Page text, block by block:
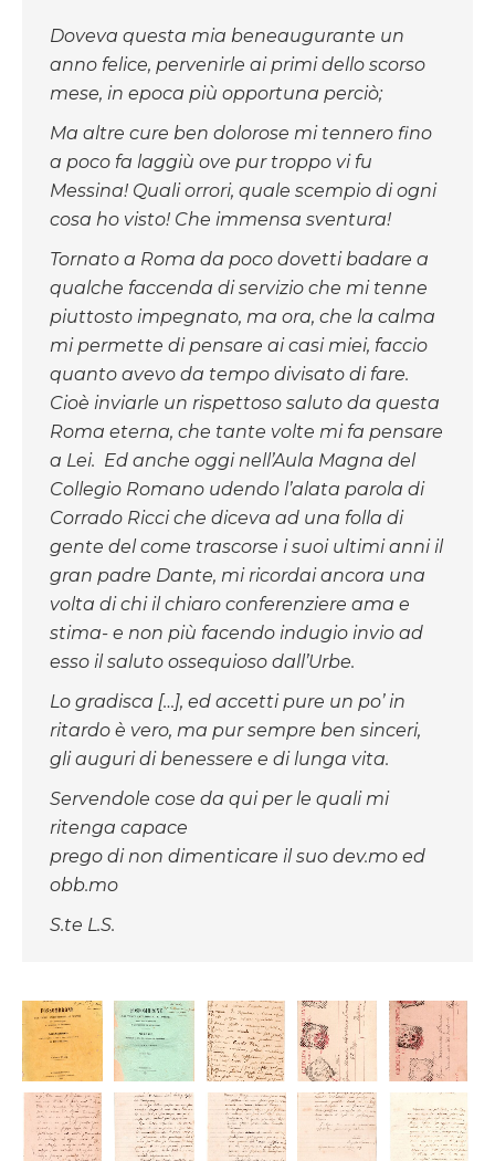
Doveva questa mia beneaugurante un
anno felice, pervenirle ai primi dello scorso
mese, in epoca più opportuna perciò;
Ma altre cure ben dolorose mi tennero fino
a poco fa laggiù ove pur troppo vi fu
Messina! Quali orrori, quale scempio di ogni
cosa ho visto! Che immensa sventura!
Tornato a Roma da poco dovetti badare a
qualche faccenda di servizio che mi tenne
piuttosto impegnato, ma ora, che la calma
mi permette di pensare ai casi miei, faccio
quanto avevo da tempo divisato di fare.
Cioè inviarle un rispettoso saluto da questa
Roma eterna, che tante volte mi fa pensare
a Lei. Ed anche oggi nell’Aula Magna del
Collegio Romano udendo l’alata parola di
Corrado Ricci che diceva ad una folla di
gente del come trascorse i suoi ultimi anni il
gran padre Dante, mi ricordai ancora una
volta di chi il chiaro conferenziere ama e
stima- e non più facendo indugio invio ad
esso il saluto ossequioso dall’Urbe.
Lo gradisca […], ed accetti pure un po’ in
ritardo è vero, ma pur sempre ben sinceri,
gli auguri di benessere e di lunga vita.
Servendole cose da qui per le quali mi
ritenga capace
prego di non dimenticare ilsuo dev.mo ed
obb.mo
S.te L.S.